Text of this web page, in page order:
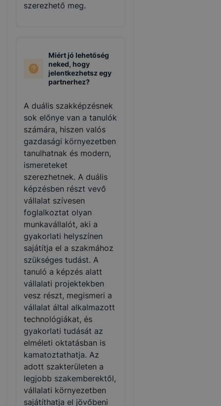
szerezhető meg.
Miért jó lehetőség
neked, hogy
jelentkezhetsz egy
partnerhez?
A duális szakképzésnek
sok előnye van a tanulók
számára, hiszen valós
gazdasági környezetben
tanulhatnak és modern,
ismereteket
szerezhetnek. A duális
képzésben részt vevő
vállalat szívesen
foglalkoztat olyan
munkavállalót, aki a
gyakorlati helyszínen
sajátítja el a szakmához
szükséges tudást. A
tanuló a képzés alatt
vállalati projektekben
vesz részt, megismeri a
vállalat által alkalmazott
technológiákat, és
gyakorlati tudását az
elméleti oktatásban is
kamatoztathatja. Az
adott szakterületen a
legjobb szakemberektől,
vállalati környezetben
sajátíthatja el jövőbeni